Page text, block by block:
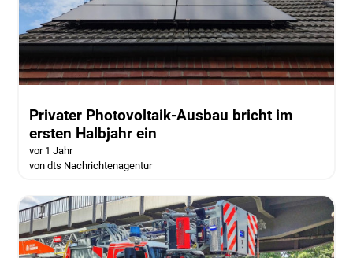
Privater Photovoltaik-Ausbau bricht im
ersten Halbjahr ein
vor 1 Jahr
von dts Nachrichtenagentur